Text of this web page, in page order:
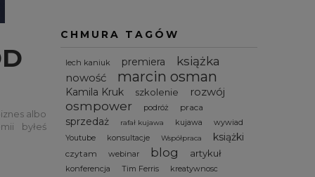
albo
byłeś
dzięki…
CHMURA TAGÓW
lech kaniuk premiera książka
nowość marcin osman
Kamila Kruk szkolenie rozwój
osmpower podróż praca
sprzedaż rafał kujawa kujawa
wywiad
Youtube
konsultacje Współpraca książki
czytam webinar blog artykuł
konferencja Tim Ferris kreatywnosc